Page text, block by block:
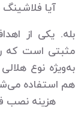
آیا فلاشینگ
بله. یکی از
مثبتی است که
به‌ویژه نوع
هم استفاده
هزینه نصب